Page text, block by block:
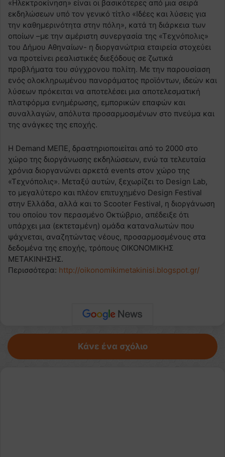
«Ηλεκτροκίνηση» είναι οι βασικότερες από μια σειρά
εκδηλώσεων υπό τον γενικό τίτλο «Ιδέες και λύσεις για
την καθημερινότητα στην πόλη», κατά τη διάρκεια των
οποίων –με την αμέριστη συνεργασία της «Τεχνόπολις»
του Δήμου Αθηναίων- η διοργανώτρια εταιρεία στοχεύει
να προτείνει ρεαλιστικές διεξόδους σε ζωτικά
προβλήματα του σύγχρονου πολίτη. Με την παρουσίαση
ενός ολοκληρωμένου πανοράματος προϊόντων, ιδεών και
λύσεων πρόκειται να αποτελέσει μια αποτελεσματική
πλατφόρμα ενημέρωσης, εμπορικών επαφών και
συναλλαγών, απόλυτα προσαρμοσμένων στο πνεύμα και
της ανάγκες της εποχής.
Η Demand ΜΕΠΕ, δραστηριοποιείται από το 2000 στο
χώρο της διοργάνωσης εκδηλώσεων, ενώ τα τελευταία
χρόνια διοργανώνει αρκετά events στον χώρο της
«Τεχνόπολις». Μεταξύ αυτών, ξεχωρίζει το Design Lab,
το μεγαλύτερο και πλέον επιτυχημένο Design Festival
στην Ελλάδα, αλλά και το Scooter Festival, η διοργάνωση
του οποίου τον περασμένο Οκτώβριο, απέδειξε ότι
υπάρχει μια (εκτεταμένη) ομάδα καταναλωτών που
ψάχνεται, αναζητώντας νέους, προσαρμοσμένους στα
δεδομένα της εποχής, τρόπους ΟΙΚΟΝΟΜΙΚΗΣ
ΜΕΤΑΚΙΝΗΣΗΣ.
Περισσότερα: http://oikonomikimetakinisi.blogspot.gr/
Κάνε ένα σχόλιο